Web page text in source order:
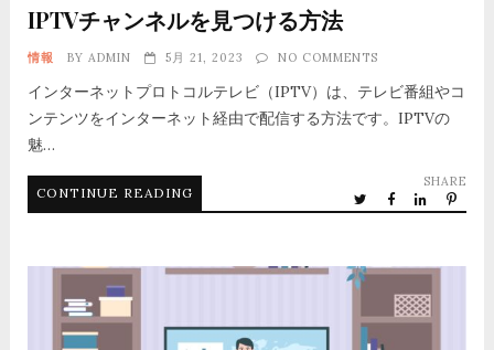
IPTVチャンネルを見つける方法
情報 BY ADMIN 5月 21, 2023 NO COMMENTS
インターネットプロトコルテレビ（IPTV）は、テレビ番組やコ
ンテンツをインターネット経由で配信する方法です。IPTVの
魅…
CONTINUE READING
SHARE